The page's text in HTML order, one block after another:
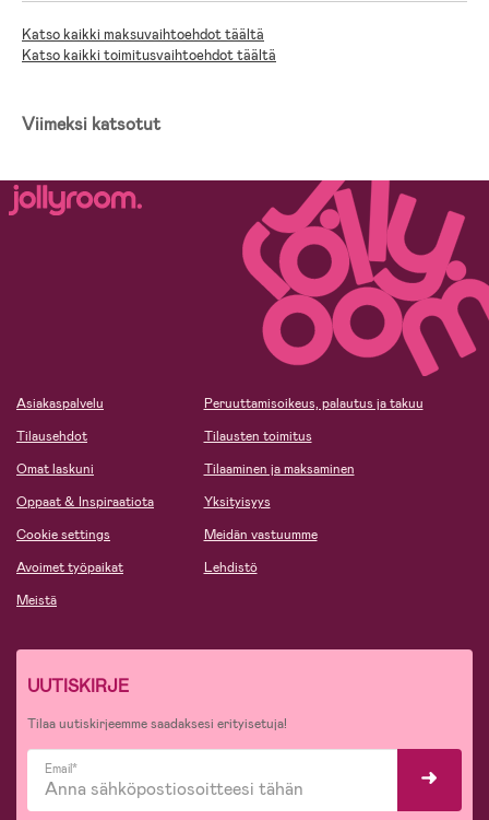
Katso kaikki maksuvaihtoehdot täältä
Katso kaikki toimitusvaihtoehdot täältä
Viimeksi katsotut
Asiakaspalvelu
Tilausehdot
Omat laskuni
Oppaat & Inspiraatiota
Cookie settings
Avoimet työpaikat
Meistä
Peruuttamisoikeus, palautus ja takuu
Tilausten toimitus
Tilaaminen ja maksaminen
Yksityisyys
Meidän vastuumme
Lehdistö
UUTISKIRJE
Tilaa uutiskirjeemme saadaksesi erityisetuja!
Email*